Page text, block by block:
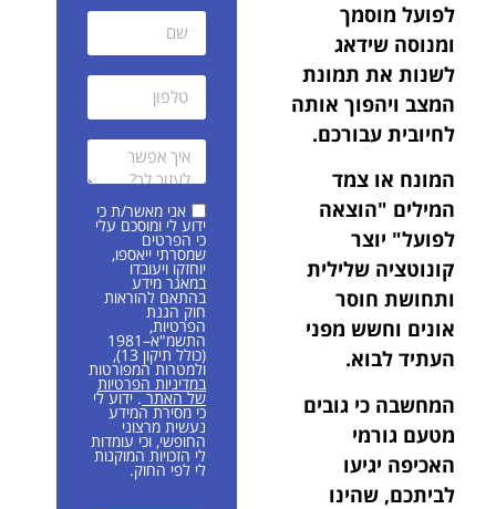
לפועל מוסמך
ומנוסה שידאג
לשנות את תמונת
המצב ויהפוך אותה
לחיובית עבורכם.
המונח או צמד
המילים "הוצאה
לפועל" יוצר
קונוטציה שלילית
ותחושת חוסר
אונים וחשש מפני
העתיד לבוא.
המחשבה כי גובים
מטעם גורמי
האכיפה יגיעו
לביתכם, שהינו
אני מאשר/ת כי
ידוע לי ומוסכם עלי
כי הפרטים
שמסרתי ייאספו,
יוחזקו ויעובדו
במאגר מידע
בהתאם להוראות
חוק הגנת
הפרטיות,
התשמ"א–1981
(כולל תיקון 13),
ולמטרות המפורטות
במדיניות הפרטיות
של האתר. ידוע לי
כי מסירת המידע
נעשית מרצוני
החופשי, וכי עומדות
לי הזכויות המוקנות
לי לפי החוק.